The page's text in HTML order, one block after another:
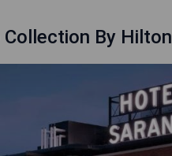
By Hilton